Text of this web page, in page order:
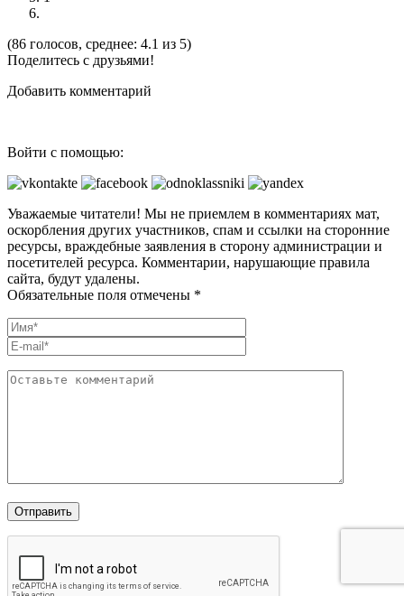
(86 голосов, среднее: 4.1 из 5)
Поделитесь с друзьями!
Добавить комментарий
Войти с помощью:
Уважаемые читатели! Мы не приемлем в комментариях мат,
оскорбления других участников, спам и ссылки на сторонние
ресурсы, враждебные заявления в сторону администрации и
посетителей ресурса. Комментарии, нарушающие правила
сайта, будут удалены.
Обязательные поля отмечены *